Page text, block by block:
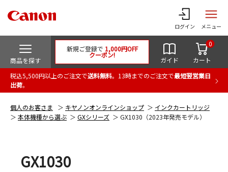
ログイン メニュー
商品を探す
新規ご登録で 1,000円OFF
クーポン!
ガイド カート
0
税込5,500円以上のご注文で送料無料。13時までのご注文で最短翌営業日
出荷。
個人のお客さま キヤノンオンラインショップ
インクカートリッジ
本体機種から選ぶ
GXシリーズ GX1030（2023年発売モデル）
GX1030